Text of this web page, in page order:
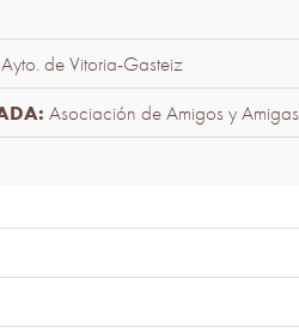
Ayto. de Vitoria-Gasteiz
Asociación de Amigos y